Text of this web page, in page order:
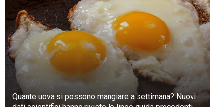
Quante uova si possono mangiare a settimana? Nuovi